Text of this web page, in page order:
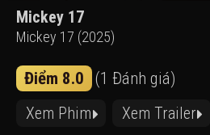
Mickey 17
Mickey 17 (2025)
Điểm 8.0 (1 Đánh giá)
Xem Phim Xem Trailer